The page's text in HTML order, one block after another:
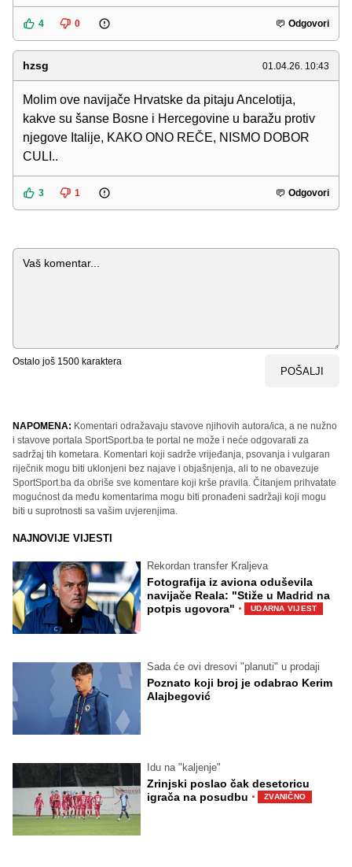
4 0 Odgovori
hzsg 01.04.26. 10:43
Molim ove navijače Hrvatske da pitaju Ancelotija,
kakve su šanse Bosne i Hercegovine u baražu protiv
njegove Italije, KAKO ONO REČE, NISMO DOBOR
CULI..
3 1 Odgovori
Komentar
Ostalo još 1500 karaktera
POŠALJI
NAPOMENA: Komentari odražavaju stavove njihovih autora/ica, a ne nužno
i stavove portala SportSport.ba te portal ne može i neće odgovarati za
sadržaj tih kometara. Komentari koji sadrže vrijeđanja, psovanja i vulgaran
riječnik mogu biti uklonjeni bez najave i objašnjenja, ali to ne obavezuje
SportSport.ba da obriše sve komentare koji krše pravila. Čitanjem prihvatate
mogućnost da među komentarima mogu biti pronađeni sadržaji koji mogu
biti u suprotnosti sa vašim uvjerenjima.
NAJNOVIJE VIJESTI
Rekordan transfer Kraljeva
Fotografija iz aviona oduševila
navijače Reala: "Stiže u Madrid na
potpis ugovora" · UDARNA VIJEST
Sada će ovi dresovi "planuti" u prodaji
Poznato koji broj je odabrao Kerim
Alajbegović
Idu na "kaljenje"
Zrinjski poslao čak desetoricu
igrača na posudbu · ZVANIČNO